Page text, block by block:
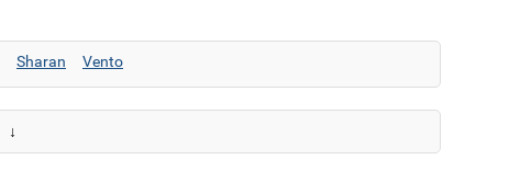
Sharan Vento